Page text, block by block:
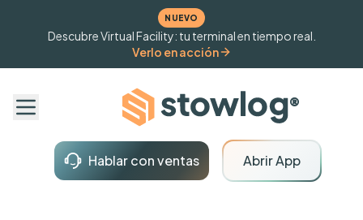
NUEVO
Descubre Virtual Facility: tu terminal en tiempo real.
Verlo en acción
Hablar con ventas Abrir App